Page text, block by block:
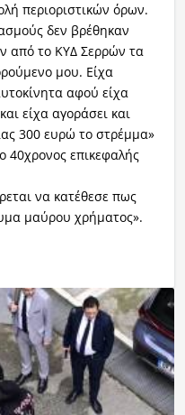
περιοριστικών όρων.
δεν βρέθηκαν
από το ΚΥΔ Σερρών τα
μου. Είχα
αφού είχα
είχα αγοράσει και
300 ευρώ το στρέμμα»
40χρονος επικεφαλής
να κατέθεσε πως
μαύρου χρήματος».